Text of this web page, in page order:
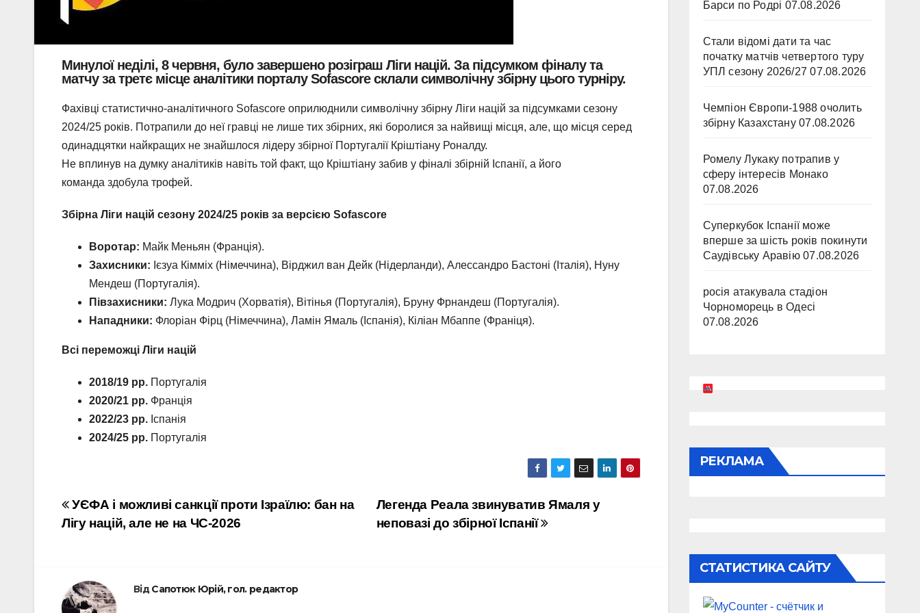
Минулої неділі, 8 червня, було завершено розіграш Ліги націй. За підсумком фіналу та
матчу за третє місце аналітики порталу Sofascore склали символічну збірну цього турніру.
Фахівці статистично-аналітичного Sofascore оприлюднили символічну збірну Ліги націй за підсумками сезону
2024/25 років. Потрапили до неї гравці не лише тих збірних, які боролися за найвищі місця, але, що місця серед
одинадцятки найкращих не знайшлося лідеру збірної Португалії Кріштіану Роналду.
Не вплинув на думку аналітиків навіть той факт, що Кріштіану забив у фіналі збірній Іспанії, а його
команда здобула трофей.
Збірна Ліги націй сезону 2024/25 років за версією Sofascore
Воротар: Майк Меньян (Франція).
Захисники: Ієзуа Кімміх (Німеччина), Вірджил ван Дейк (Нідерланди), Алессандро Бастоні (Італія), Нуну
Мендеш (Португалія).
Півзахисники: Лука Модрич (Хорватія), Вітінья (Португалія), Бруну Фрнандеш (Португалія).
Нападники: Флоріан Фірц (Німеччина), Ламін Ямаль (Іспанія), Кіліан Мбаппе (Франіця).
Всі переможці Ліги націй
2018/19 рр. Португалія
2020/21 рр. Франція
2022/23 рр. Іспанія
2024/25 рр. Португалія
Навігація
записів
Легенда Реала звинуватив Ямаля у
неповазі до збірної Іспанії
УЄФА і можливі санкції проти Ізраїлю: бан на
Лігу націй, але не на ЧС-2026
ВідСапотюк Юрій, гол. редактор
Барси по Родрі 07.08.2026
Стали відомі дати та час
початку матчів четвертого туру
УПЛ сезону 2026/27 07.08.2026
Чемпіон Європи-1988 очолить
збірну Казахстану 07.08.2026
Ромелу Лукаку потрапив у
сферу інтересів Монако
07.08.2026
Суперкубок Іспанії може
вперше за шість років покинути
Саудівську Аравію 07.08.2026
росія атакувала стадіон
Чорноморець в Одесі
07.08.2026
РЕКЛАМА
СТАТИСТИКА САЙТУ